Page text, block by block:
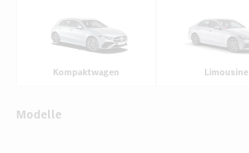
Kompaktwagen Limousine
Modelle